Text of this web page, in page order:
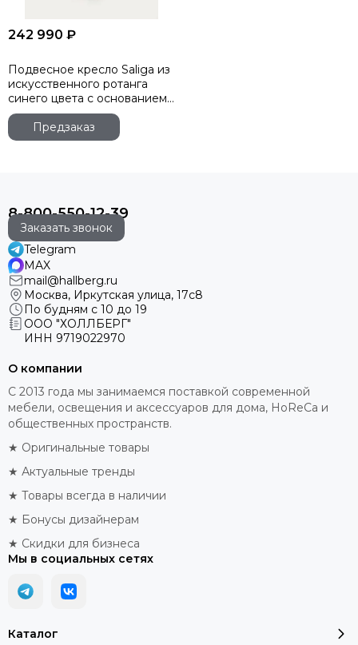
242 990 ₽
Подвесное кресло Saliga из
искусственного ротанга
синего цвета с основанием
из алюминия
Предзаказ
8-800-550-12-39
Заказать звонок
Telegram
MAX
mail@hallberg.ru
Москва, Иркутская улица, 17с8
По будням с 10 до 19
ООО "ХОЛЛБЕРГ"
ИНН 9719022970
Каталог
О компании
С 2013 года мы занимаемся поставкой современной
мебели, освещения и аксессуаров для дома, HoReCa и
общественных пространств.
★ Оригинальные товары
★ Актуальные тренды
★ Товары всегда в наличии
★ Бонусы дизайнерам
★ Скидки для бизнеса
Мы в социальных сетях